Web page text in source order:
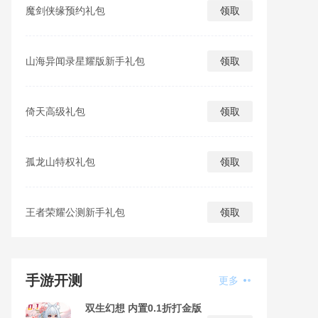
魔剑侠缘预约礼包 领取
山海异闻录星耀版新手礼包 领取
倚天高级礼包 领取
孤龙山特权礼包 领取
王者荣耀公测新手礼包 领取
手游开测 更多
双生幻想 内置0.1折打金版